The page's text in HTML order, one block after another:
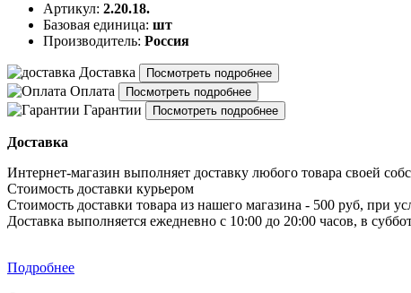
Артикул: 2.20.18.
Базовая единица: шт
Производитель: Россия
Доставка Посмотреть подробнее
Оплата Посмотреть подробнее
Гарантии Посмотреть подробнее
Доставка
Интернет-магазин выполняет доставку любого товара своей
Стоимость доставки курьером
Стоимость доставки товара из нашего магазина - 500 руб, при
Доставка выполняется ежедневно с 10:00 до 20:00 часов, в
Подробнее